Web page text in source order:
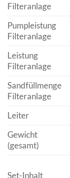
Filteranlage
Pumpleistung
Filteranlage
Leistung
Filteranlage
Sandfüllmenge
Filteranlage
Leiter
Gewicht
(gesamt)
Set-Inhalt